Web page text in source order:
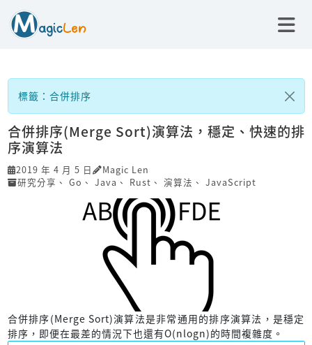
標籤：合併排序
合併排序(Merge Sort)演算法，穩定、快速的排
序演算法
2019 年 4 月 5 日
Magic Len
研究分享 、 Go 、 Java 、 Rust 、 演算法 、 JavaScript
合併排序(Merge Sort)演算法是非常通用的排序演算法，是穩定
排序，即便在最差的情況下也還有O(nlogn)的時間複雜度。